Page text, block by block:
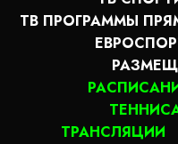
ТВ ПРОГРАММЫ
ТРАНСЛЯЦИИ